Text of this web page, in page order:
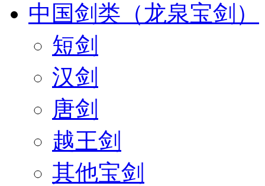
中国剑类（龙泉宝剑）
短剑
汉剑
唐剑
越王剑
其他宝剑